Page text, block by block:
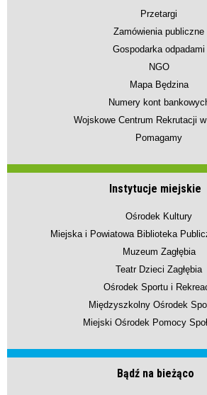
Przetargi
Zamówienia publiczne
Gospodarka odpadami
NGO
Mapa Będzina
Numery kont
Wojskowe Centrum Rekrutacji
Pomagamy
Instytucje miejskie
Ośrodek Kultury
Miejska i Powiatowa Biblioteka
Muzeum Zagłębia
Teatr Dzieci Zagłębia
Ośrodek Sportu i
Międzyszkolny Ośrodek
Miejski Ośrodek Pomocy
Bądź na bieżąco